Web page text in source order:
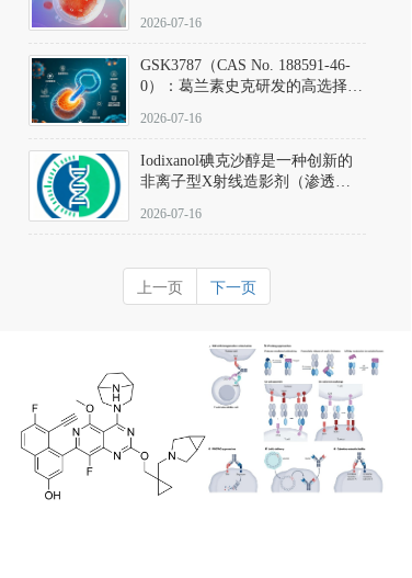
2026-07-16
GSK3787（CAS No. 188591-46-
0）：葛兰素史克研发的高选择
抗剂，被广泛视为研究PPARδ核
受体生理功能、信号通路验证及
靶点药理机制的金标准化学探
针。
2026-07-16
Iodixanol碘克沙醇是一种创新的
非离子型X射线造影剂（渗透压
在血管内给药时与血浆等渗的临
号为92339-11-2
2026-07-16
上一页 下一页